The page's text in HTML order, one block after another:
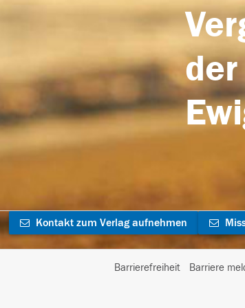
Kontakt zum Verlag aufnehmen
Barrierefreiheit Barriere